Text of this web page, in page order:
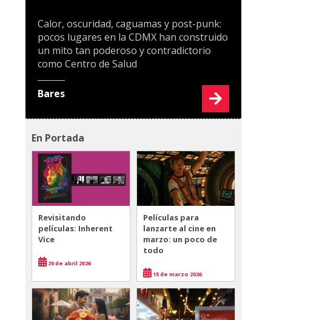
Calor, oscuridad, caguamas y post-punk:
pocos lugares en la CDMX han construido
un mito tan poderoso y contradictorio
como Centro de Salud
Bares
En Portada
Revisitando
películas: Inherent
Vice
20 de abril 2026
Películas para
lanzarte al cine en
marzo: un poco de
todo
15 de marzo 2026